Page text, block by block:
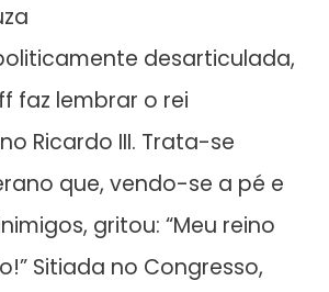
desarticulada,
faz lembrar o rei
Ricardo III. Trata-se
que, vendo-se a pé e
gritou: “Meu reino
Sitiada no Congresso,